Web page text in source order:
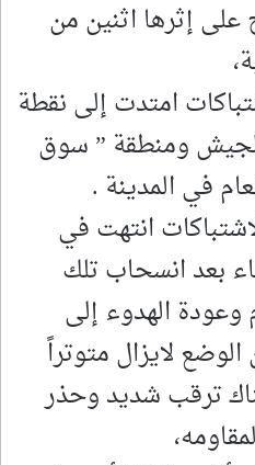
إثرها اثنين من
امتدت إلى نقطة
ومنطقة ” سوق
في المدينة .
انتهت في
بعد انسحاب تلك
وعودة الهدوء إلى
لايزال متوتراً
ترقب شديد وحذر